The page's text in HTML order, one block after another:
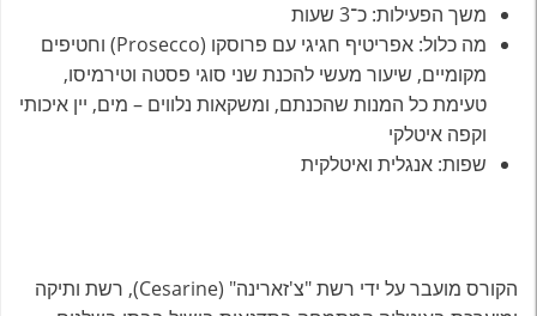
משך הפעילות: כ־3 שעות
מה כלול: אפריטיף חגיגי עם פרוסקו (Prosecco) וחטיפים
מקומיים, שיעור מעשי להכנת שני סוגי פסטה וטירמיסו,
טעימת כל המנות שהכנתם, ומשקאות נלווים – מים, יין איכותי
וקפה איטלקי
שפות: אנגלית ואיטלקית
הקורס מועבר על ידי רשת "צ'זארינה" (Cesarine), רשת ותיקה